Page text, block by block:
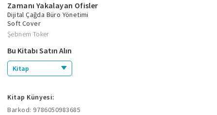
Zamanı Yakalayan Ofisler
Dijital Çağda Büro Yönetimi
Soft Cover
Şebnem Toker
Bu Kitabı Satın Alın
Kitap
Kitap Künyesi:
Barkod: 9786050983685